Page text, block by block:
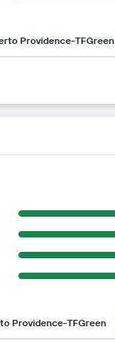
Providence-TFGreen
Providence-TFGreen